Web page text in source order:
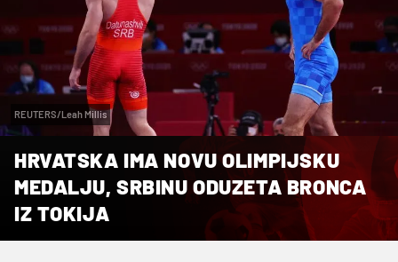
REUTERS/Leah Millis
HRVATSKA IMA NOVU OLIMPIJSKU
MEDALJU, SRBINU ODUZETA BRONCA
IZ TOKIJA